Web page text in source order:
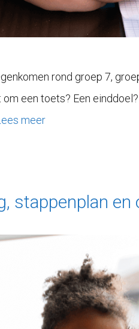
rond groep 7,
een toets? Een
meer
stappenplan en